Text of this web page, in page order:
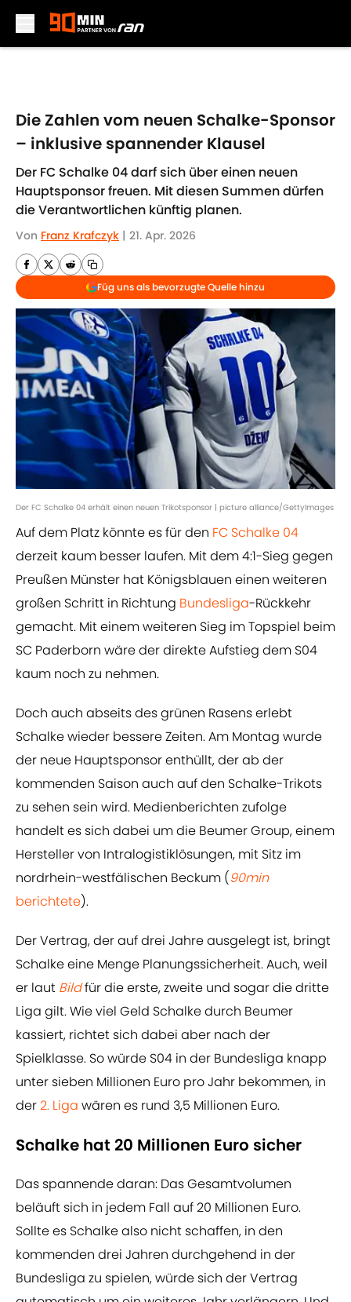
Die Zahlen vom neuen Schalke-Sponsor
– inklusive spannender Klausel
Der FC Schalke 04 darf sich über einen neuen
Hauptsponsor freuen. Mit diesen Summen dürfen
die Verantwortlichen künftig planen.
Von Franz Krafczyk | 21. Apr. 2026
Füg uns als bevorzugte Quelle hinzu
Der FC Schalke 04 erhält einen neuen Trikotsponsor | picture alliance/GettyImages
Auf dem Platz könnte es für den FC Schalke 04
derzeit kaum besser laufen. Mit dem 4:1-Sieg gegen
Preußen Münster hat Königsblauen einen weiteren
großen Schritt in Richtung Bundesliga-Rückkehr
gemacht. Mit einem weiteren Sieg im Topspiel beim
SC Paderborn wäre der direkte Aufstieg dem S04
kaum noch zu nehmen.
Doch auch abseits des grünen Rasens erlebt
Schalke wieder bessere Zeiten. Am Montag wurde
der neue Hauptsponsor enthüllt, der ab der
kommenden Saison auch auf den Schalke-Trikots
zu sehen sein wird. Medienberichten zufolge
handelt es sich dabei um die Beumer Group, einem
Hersteller von Intralogistiklösungen, mit Sitz im
nordrhein-westfälischen Beckum (90min
berichtete).
Der Vertrag, der auf drei Jahre ausgelegt ist, bringt
Schalke eine Menge Planungssicherheit. Auch, weil
er laut Bildfür die erste, zweite und sogar die dritte
Liga gilt. Wie viel Geld Schalke durch Beumer
kassiert, richtet sich dabei aber nach der
Spielklasse. So würde S04 in der Bundesliga knapp
unter sieben Millionen Euro pro Jahr bekommen, in
der2. Liga wären es rund 3,5 Millionen Euro.
Schalke hat 20 Millionen Euro sicher
Das spannende daran: Das Gesamtvolumen
beläuft sich in jedem Fall auf 20 Millionen Euro.
Sollte es Schalke also nicht schaffen, in den
kommenden drei Jahren durchgehend in der
Bundesliga zu spielen, würde sich der Vertrag